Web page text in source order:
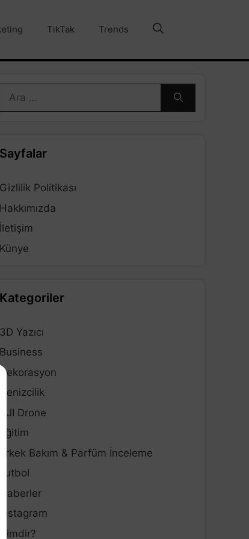
TikTak Trends
Sayfalar
Gizlilik Politikası
Hakkımızda
İletişim
Künye
Kategoriler
3D Yazıcı
Business
Dekorasyon
Denizcilik
DJI Drone
Eğitim
Erkek Bakım & Parfüm İnceleme
Futbol
Haberler
Instagram
Kimdir?